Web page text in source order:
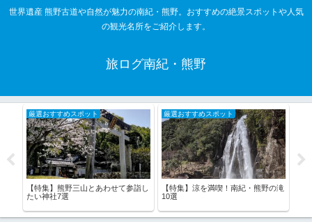
世界遺産 熊野古道や自然が魅力の南紀・熊野。おすすめの絶景スポットや人気
の観光名所をご紹介します。
旅ログ南紀・熊野
厳選おすすめスポット
【特集】熊野三山とあわせて参詣し
たい神社7選
厳選おすすめスポット
【特集】涼を満喫！南紀・熊野の滝
10選